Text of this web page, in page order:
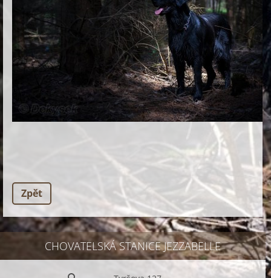
Zpět
CHOVATELSKÁ STANICE JEZZABELLE